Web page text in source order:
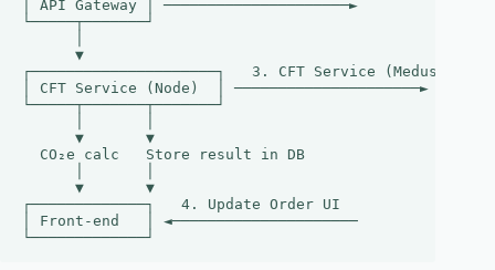
│ API Gateway │ ─────────────────────►
└─────┬───────┘
      ▼
┌─────────────────────┐   3. CFT Service (Medusa
│ CFT Service (Node)  │ ─────────────────────►
└─────┬───────┬───────┘
      ▼       ▼
  CO₂e calc   Store result in DB
      ▼       ▼
┌─────────────┐   4. Update Order UI
│ Front‑end   │ ◄─────────────────────